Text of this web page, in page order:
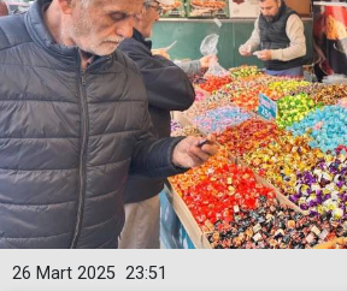
23:51
26 Mart 2025